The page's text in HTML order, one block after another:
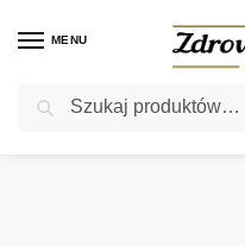
MENU
Rabat ⚡ 5% kod: